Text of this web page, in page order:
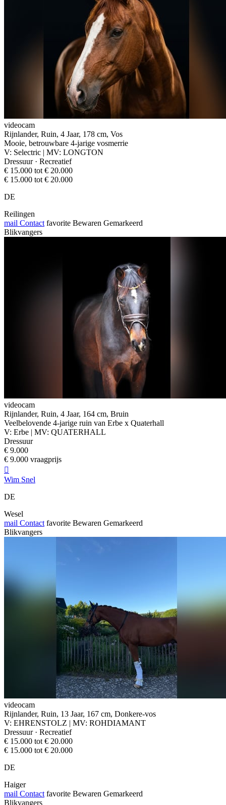
videocam
Rijnlander, Ruin, 4 Jaar, 178 cm, Vos
Mooie, betrouwbare 4-jarige vosmerrie
V: Selectric | MV: LONGTON
Dressuur · Recreatief
€ 15.000 tot € 20.000
€ 15.000 tot € 20.000
DE
Reilingen
mail Contact favorite Bewaren Gemarkeerd
Blikvangers
videocam
Rijnlander, Ruin, 4 Jaar, 164 cm, Bruin
Veelbelovende 4-jarige ruin van Erbe x Quaterhall
V: Erbe | MV: QUATERHALL
Dressuur
€ 9.000
€ 9.000 vraagprijs

Wim Snel
DE
Wesel
mail Contact favorite Bewaren Gemarkeerd
Blikvangers
videocam
Rijnlander, Ruin, 13 Jaar, 167 cm, Donkere-vos
V: EHRENSTOLZ | MV: ROHDIAMANT
Dressuur · Recreatief
€ 15.000 tot € 20.000
€ 15.000 tot € 20.000
DE
Haiger
mail Contact favorite Bewaren Gemarkeerd
Blikvangers